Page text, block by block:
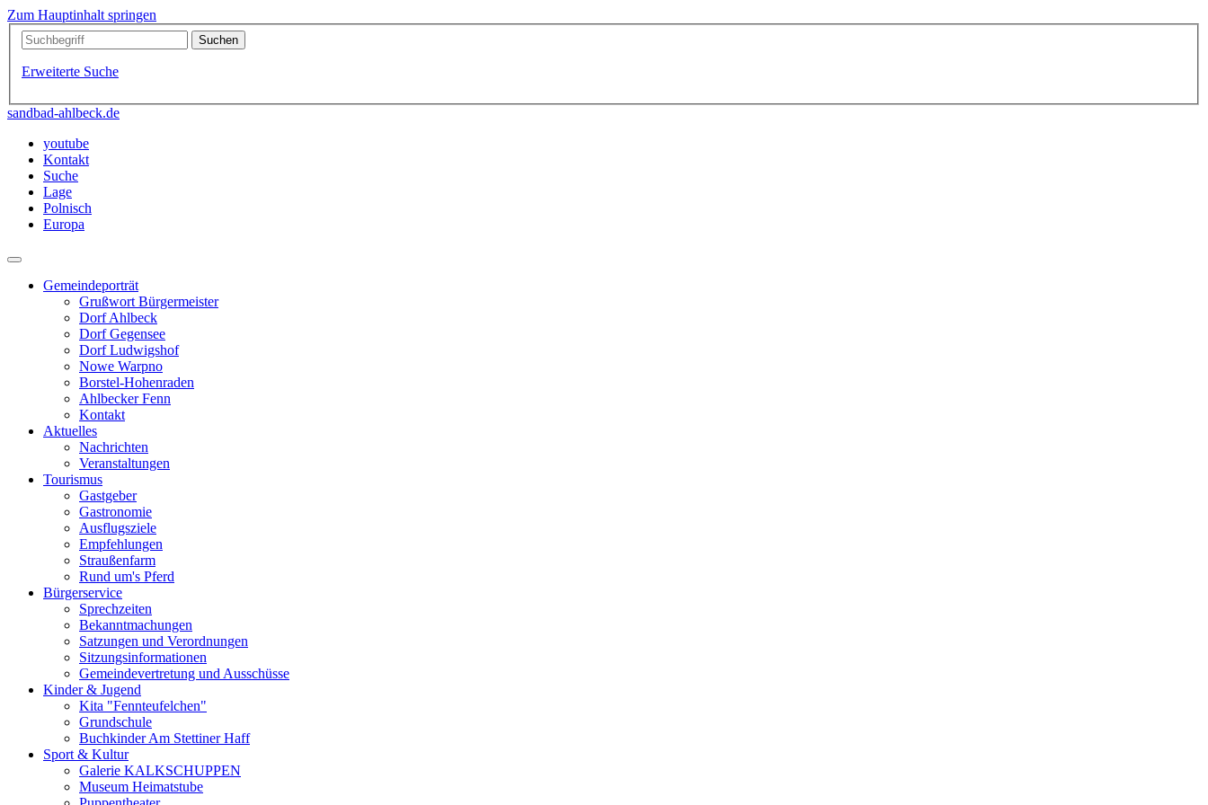
Zum Hauptinhalt springen
Erweiterte Suche
sandbad-ahlbeck.de
youtube
Kontakt
Suche
Lage
Polnisch
Europa
Gemeindeporträt
Grußwort Bürgermeister
Dorf Ahlbeck
Dorf Gegensee
Dorf Ludwigshof
Nowe Warpno
Borstel-Hohenraden
Ahlbecker Fenn
Kontakt
Aktuelles
Nachrichten
Veranstaltungen
Tourismus
Gastgeber
Gastronomie
Ausflugsziele
Empfehlungen
Straußenfarm
Rund um's Pferd
Bürgerservice
Sprechzeiten
Bekanntmachungen
Satzungen und Verordnungen
Sitzungsinformationen
Gemeindevertretung und Ausschüsse
Kinder & Jugend
Kita "Fennteufelchen"
Grundschule
Buchkinder Am Stettiner Haff
Sport & Kultur
Galerie KALKSCHUPPEN
Museum Heimatstube